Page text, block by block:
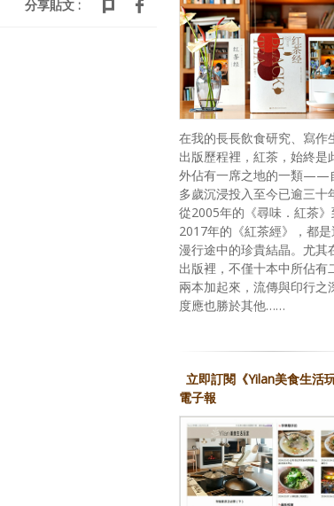
分享貼文 :
在我的長長飲食研究、寫作
出版歷程裡，紅茶，始終是
外佔有一席之地的一類——
多歲沉浸投入至今已逾三十
從2005年的《尋味．紅茶》
2017年的《紅茶經》，都是
漫行途中的珍貴結晶。尤其
出版裡，不僅十本中所佔有
兩本加起來，流傳與印行之
度應也勝於其他……
立即訂閱《Yilan美食生活
電子報